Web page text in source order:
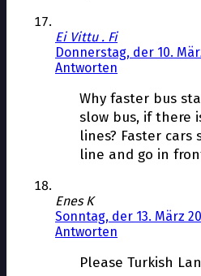
Ei Vittu . Fi
Donnerstag, der 10.
Antworten
Why faster bus
slow bus, if there
lines? Faster cars
line and go in
Enes K
Sonntag, der 13. März
Antworten
Please Turkish